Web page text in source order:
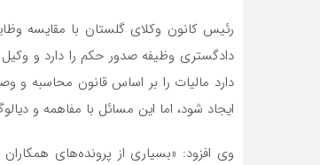
رئیس کانون وکلای گلستان با مقایسه
دادگستری وظیفه صدور حکم را دارد و وکیل
دارد مالیات را بر اساس قانون محاسبه
ایجاد شود، اما این مسائل با مفاهمه و
وی افزود: «بسیاری از پرونده‌های